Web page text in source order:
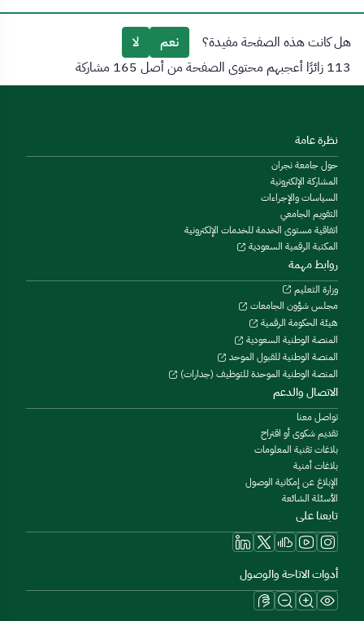
هل كانت هذه الصفحة مفيدة؟ نعم
لا
113 زائرًا أعجبهم محتوى الصفحة من أصل 165 مشاركة
نظرة عامة
حول جامعة نجران
المشاركة الإلكترونية
السياسات والإجراءات
التقويم الجامعي
اتفاقية مستوى الخدمة للخدمات الإلكترونية
المكتبة الرقمية السعودية
روابط مهمة
وزارة التعليم
مجلس شؤون الجامعات
هيئة الحكومة الرقمية
المنصة الوطنية السعودية
المنصة الوطنية للقبول الموحد
المنصة الوطنية الموحدة للتوظيف (جدارات)
الاتصال والدعم
تواصل معنا
تقديم شكوى أو اقتراح
بلاغات تقنية المعلومات
بلاغات أمنية
الإبلاغ عن إمكانية الوصول
الأسئلة الشائعة
تابعنا على
أدوات الاتاحة والوصول